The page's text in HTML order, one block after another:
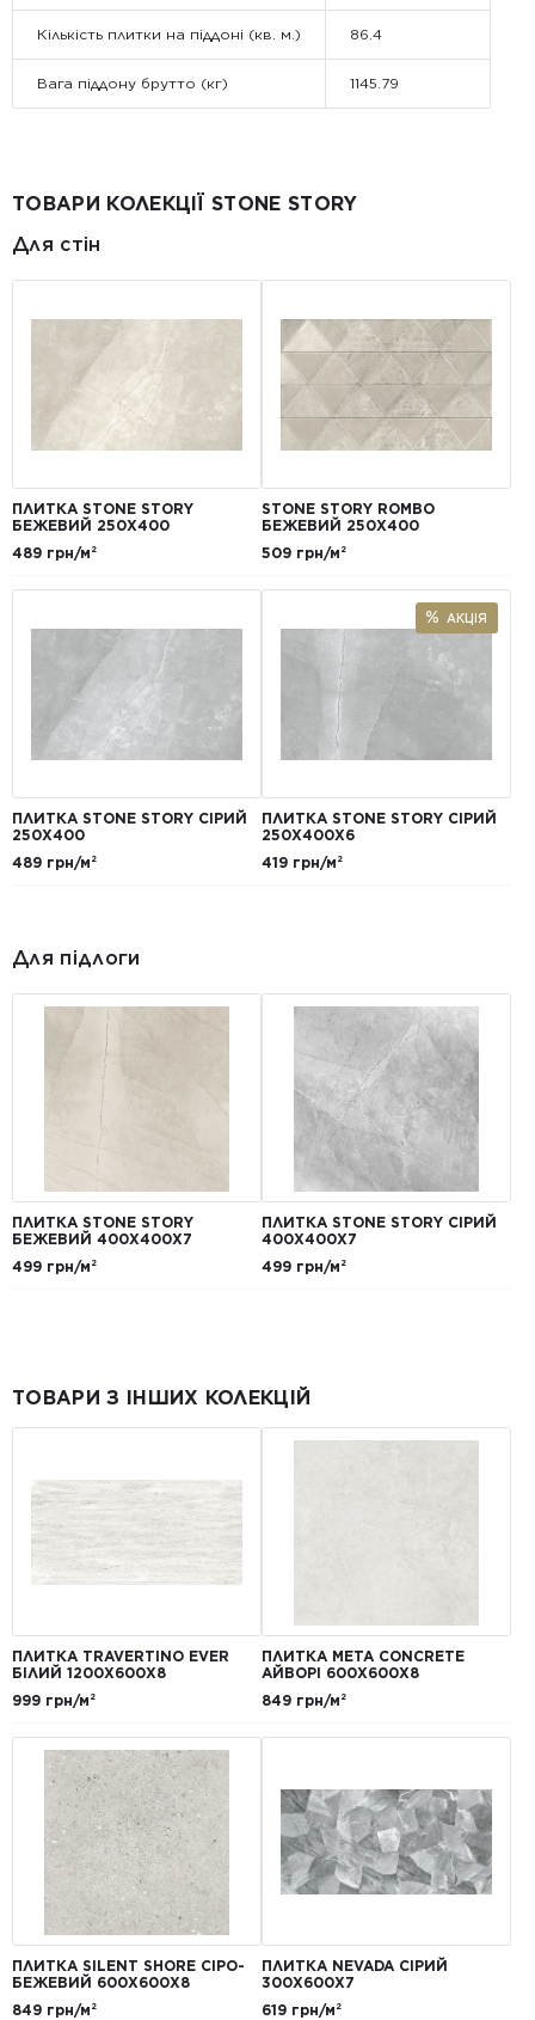
Кількість плитки на піддоні (кв. м.) 86.4
Вага піддону брутто (кг) 1145.79
ТОВАРИ КОЛЕКЦІЇ STONE STORY
Для стін
ПЛИТКА STONE STORY
БЕЖЕВИЙ 250X400
489 грн/м²
STONE STORY ROMBO
БЕЖЕВИЙ 250X400
509 грн/м²
ПЛИТКА STONE STORY СІРИЙ
250X400
489 грн/м²
АКЦІЯ
ПЛИТКА STONE STORY СІРИЙ
250Х400X6
419 грн/м²
Для підлоги
ПЛИТКА STONE STORY
БЕЖЕВИЙ 400X400X7
499 грн/м²
ПЛИТКА STONE STORY СІРИЙ
400X400X7
499 грн/м²
ТОВАРИ З ІНШИХ КОЛЕКЦІЙ
ПЛИТКА TRAVERTINO EVER
БІЛИЙ 1200Х600Х8
999 грн/м²
ПЛИТКА META CONCRETE
АЙВОРІ 600Х600Х8
849 грн/м²
ПЛИТКА SILENT SHORE СІРО-
БЕЖЕВИЙ 600Х600Х8
849 грн/м²
ПЛИТКА NEVADA СІРИЙ
300Х600Х7
619 грн/м²